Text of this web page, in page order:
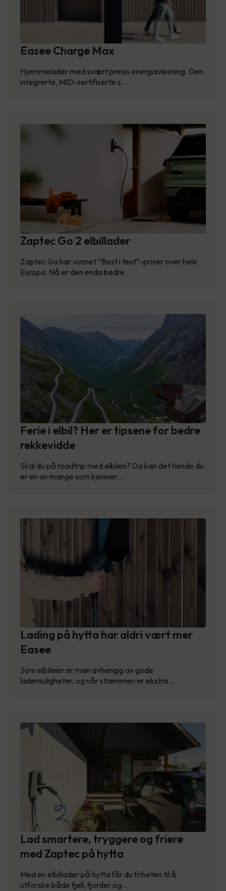
Easee Charge Max
Hjemmelader med svært presis energiavlesning. Den
integrerte, MID-sertifiserte s…
Zaptec Go 2 elbillader
Zaptec Go har vunnet “Best i test”-priser over hele
Europa. Nå er den enda bedre…
Ferie i elbil? Her er tipsene for bedre
rekkevidde
Skal du på roadtrip med elbilen? Da kan det hende du
er en av mange som kjenner…
Lading på hytta har aldri vært mer
Easee
Som elbileier er man avhengig av gode
lademuligheter, og når strømmen er ekstra…
Lad smartere, tryggere og friere
med Zaptec på hytta
Med en elbillader på hytta får du friheten til å
utforske både fjell, fjorder og…